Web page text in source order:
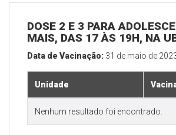
DOSE 2 E 3 PARA
MAIS, DAS 17 ÀS 19H, NA
Data de Vacinação: 31 de maio de
Unidade
Nenhum resultado foi encontrado.